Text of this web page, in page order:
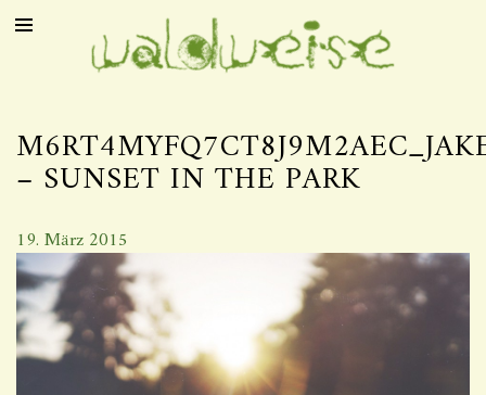
– SUNSET IN THE PARK
19. März 2015